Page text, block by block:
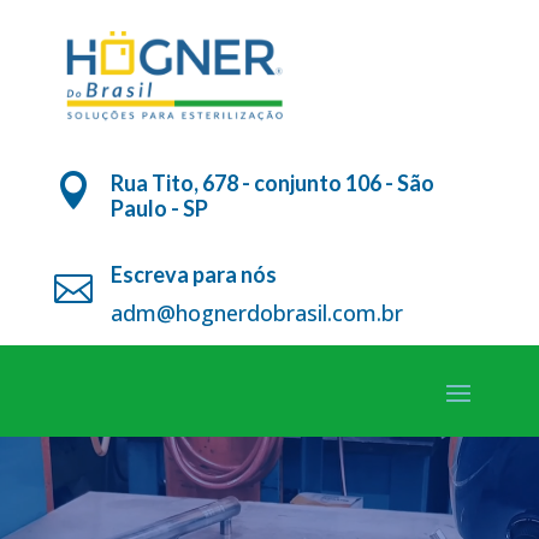

Rua Tito, 678 - conjunto 106 - São
Paulo - SP
 Escreva para nós
adm@hognerdobrasil.com.br
Tocador
de